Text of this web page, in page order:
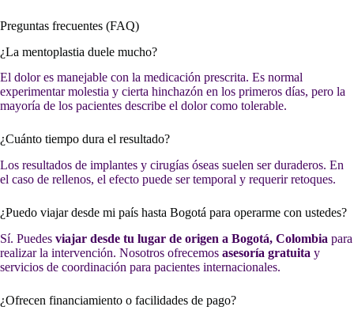
Preguntas frecuentes (FAQ)
¿La mentoplastia duele mucho?
El dolor es manejable con la medicación prescrita. Es normal
experimentar molestia y cierta hinchazón en los primeros días, pero la
mayoría de los pacientes describe el dolor como tolerable.
¿Cuánto tiempo dura el resultado?
Los resultados de implantes y cirugías óseas suelen ser duraderos. En
el caso de rellenos, el efecto puede ser temporal y requerir retoques.
¿Puedo viajar desde mi país hasta Bogotá para operarme con ustedes?
Sí. Puedes viajar desde tu lugar de origen a Bogotá, Colombia para
realizar la intervención. Nosotros ofrecemos asesoría gratuita y
servicios de coordinación para pacientes internacionales.
¿Ofrecen financiamiento o facilidades de pago?